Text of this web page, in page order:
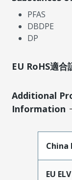
PFAS
DBDPE
DP
EU RoHS適合
Additional
Information
China
EU ELV